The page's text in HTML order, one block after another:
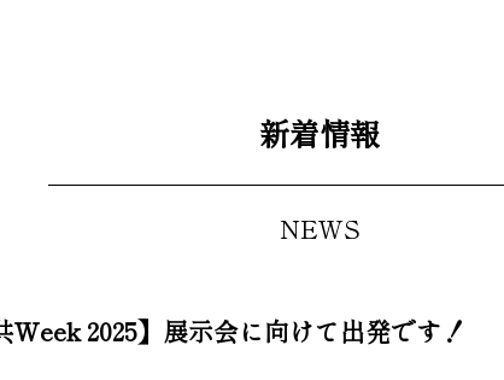
新着情報
NEWS
Week 2025】展示会に向けて出発です！